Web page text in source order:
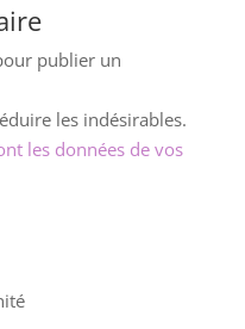
publier un
les indésirables.
les données de vos